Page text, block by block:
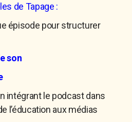
de Tapage :
épisode pour structurer
son
intégrant le podcast dans
l’éducation aux médias